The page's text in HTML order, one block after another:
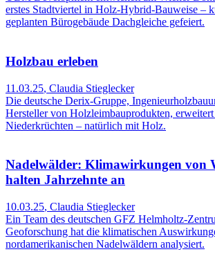
erstes Stadtviertel in Holz-Hybrid-Bauweise –
geplanten Bürogebäude Dachgleiche gefeiert.
Holzbau erleben
11.03.25, Claudia Stieglecker
Die deutsche Derix-Gruppe,
Hersteller von Holzleimbauprodukten,
Niederkrüchten – natürlich mit Holz.
Nadelwälder: Klimawirkungen von
halten Jahrzehnte an
10.03.25, Claudia Stieglecker
Ein Team des deutschen GFZ Helmholtz-
Geoforschung hat die klimatischen
nordamerikanischen Nadelwäldern analysiert.